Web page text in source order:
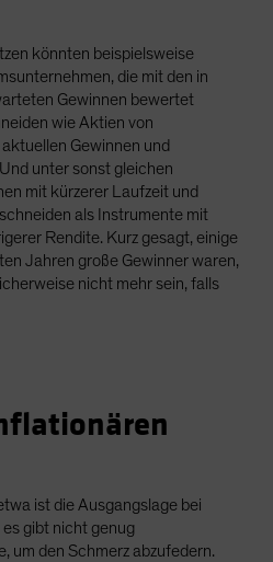
könnten beispielsweise
die mit den in
Gewinnen bewertet
wie Aktien von
Gewinnen und
unter sonst gleichen
mit kürzerer Laufzeit und
als Instrumente mit
Rendite. Kurz gesagt, einige
Jahren große Gewinner waren,
nicht mehr sein, falls
ist die Ausgangslage bei
gibt nicht genug
um den Schmerz abzufedern.